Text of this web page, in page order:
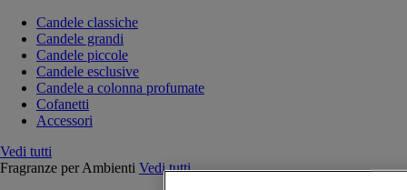
Candele classiche
Candele grandi
Candele piccole
Candele esclusive
Candele a colonna profumate
Cofanetti
Accessori
Vedi tutti
Fragranze per Ambienti Vedi tutti